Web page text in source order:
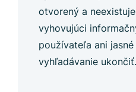
otvorený a
vyhovujúci
používateľa ani
vyhľadávanie ukončiť.